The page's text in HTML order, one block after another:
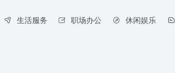
生活服务 职场办公 休闲娱乐